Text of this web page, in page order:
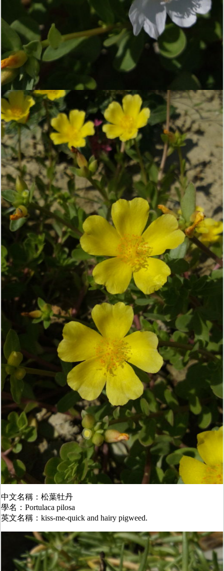
中文名稱：松葉牡丹
學名：Portulaca pilosa
英文名稱：kiss-me-quick and hairy pigweed.